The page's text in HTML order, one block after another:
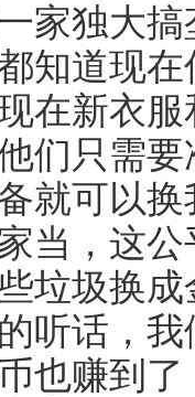
家独大
知道现
在新衣
们只需
就可以
当，这
垃圾换
听话，
也赚到